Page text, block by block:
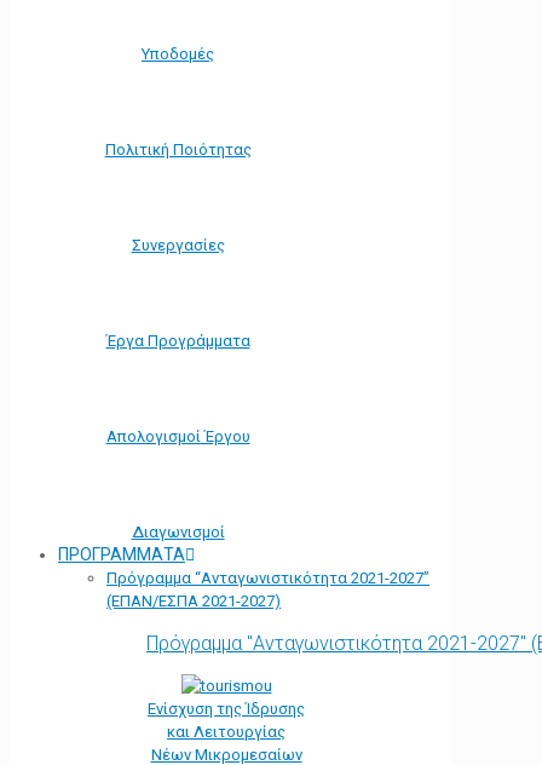
Υποδομές
Πολιτική Ποιότητας
Συνεργασίες
Έργα Προγράμματα
Απολογισμοί Έργου
Διαγωνισμοί
ΠΡΟΓΡΑΜΜΑΤΑ
Πρόγραμμα “Ανταγωνιστικότητα 2021-2027”
(ΕΠΑΝ/ΕΣΠΑ 2021-2027)
Πρόγραμμα "Ανταγωνιστικότητα 2021-
Ενίσχυση της Ίδρυσης
και Λειτουργίας
Νέων Μικρομεσαίων